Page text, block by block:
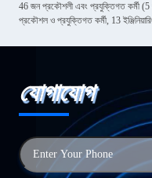
46 জন প্রকৌশলী এবং প্রযুক্তিগত কর্মী (5
প্রকৌশল ও প্রযুক্তিগত কর্মী, 13
যোগাযোগ